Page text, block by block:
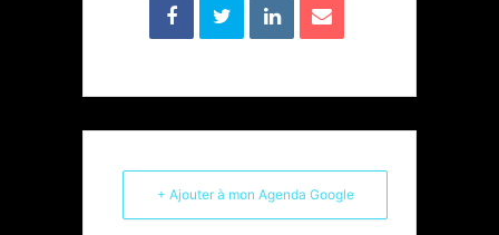
+ Ajouter à mon Agenda Google